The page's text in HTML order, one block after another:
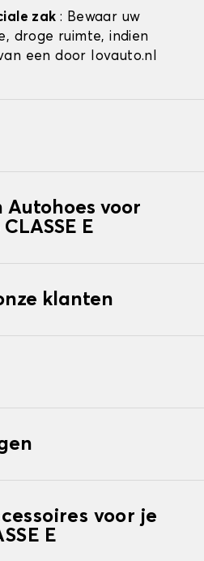
zak : Bewaar uw
droge ruimte, indien
een door lovauto.nl
Autohoes voor
CLASSE E
klanten
voor je
E